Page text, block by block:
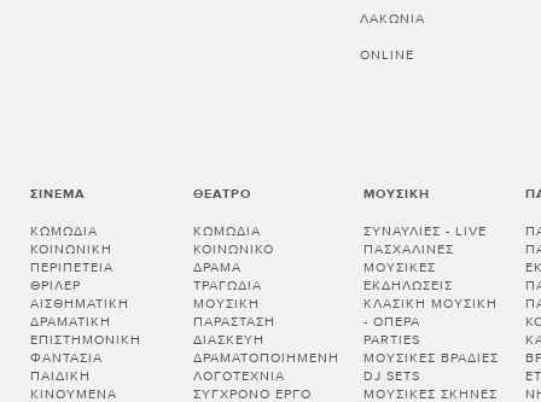
ΛΑΚΩΝΊΑ
ONLINE
ΣΙΝΕΜΆ
ΚΩΜΩΔΊΑ
ΚΟΙΝΩΝΙΚΉ
ΠΕΡΙΠΈΤΕΙΑ
ΘΡΊΛΕΡ
ΑΙΣΘΗΜΑΤΙΚΉ
ΔΡΑΜΑΤΙΚΉ
ΕΠΙΣΤΗΜΟΝΙΚΉ
ΦΑΝΤΑΣΊΑ
ΠΑΙΔΙΚΉ
ΚΙΝΟΎΜΕΝΑ
ΘΈΑΤΡΟ
ΚΩΜΩΔΊΑ
ΚΟΙΝΩΝΙΚΌ
ΔΡΆΜΑ
ΤΡΑΓΩΔΊΑ
ΜΟΥΣΙΚΉ
ΠΑΡΆΣΤΑΣΗ
ΔΙΑΣΚΕΥΉ
ΔΡΑΜΑΤΟΠΟΙΗΜΈΝΗ
ΛΟΓΟΤΕΧΝΊΑ
ΣΎΓΧΡΟΝΟ ΈΡΓΟ
ΜΟΥΣΙΚΉ
ΣΥΝΑΥΛΊΕΣ - LIVE
ΠΑΣΧΑΛΙΝΈΣ
ΜΟΥΣΙΚΈΣ
ΕΚΔΗΛΏΣΕΙΣ
ΚΛΑΣΙΚΉ ΜΟΥΣΙΚΉ
- ΌΠΕΡΑ
PARTIES
ΜΟΥΣΙΚΈΣ ΒΡΑΔΙΈΣ
DJ SETS
ΜΟΥΣΙΚΈΣ ΣΚΗΝΈΣ